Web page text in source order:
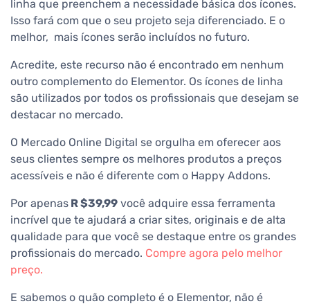
linha que preenchem a necessidade básica dos ícones.
Isso fará com que o seu projeto seja diferenciado. E o
melhor, mais ícones serão incluídos no futuro.
Acredite, este recurso não é encontrado em nenhum
outro complemento do Elementor. Os ícones de linha
são utilizados por todos os profissionais que desejam se
destacar no mercado.
O Mercado Online Digital se orgulha em oferecer aos
seus clientes sempre os melhores produtos a preços
acessíveis e não é diferente com o Happy Addons.
Por apenas R $39,99 você adquire essa ferramenta
incrível que te ajudará a criar sites, originais e de alta
qualidade para que você se destaque entre os grandes
profissionais do mercado. Compre agora pelo melhor
preço.
E sabemos o quão completo é o Elementor, não é